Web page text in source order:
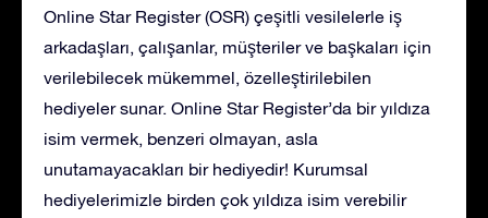
Online Star Register (OSR) çeşitli vesilelerle iş
arkadaşları, çalışanlar, müşteriler ve başkaları için
verilebilecek mükemmel, özelleştirilebilen
hediyeler sunar. Online Star Register’da bir yıldıza
isim vermek, benzeri olmayan, asla
unutamayacakları bir hediyedir! Kurumsal
hediyelerimizle birden çok yıldıza isim verebilir